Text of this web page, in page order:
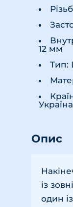
12 мм
Тип:
Україна
Опис
із
один